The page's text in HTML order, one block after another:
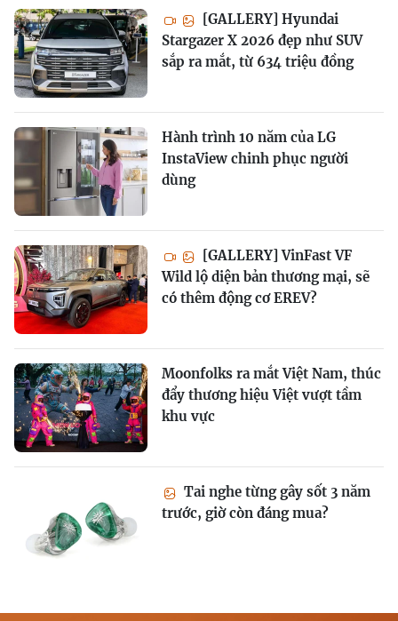
[GALLERY] Hyundai
Stargazer X 2026 đẹp như SUV
sắp ra mắt, từ 634 triệu đồng
Hành trình 10 năm của LG
InstaView chinh phục người
dùng
[GALLERY] VinFast VF
Wild lộ diện bản thương mại, sẽ
có thêm động cơ EREV?
Moonfolks ra mắt Việt Nam, thúc
đẩy thương hiệu Việt vượt tầm
khu vực
Tai nghe từng gây sốt 3 năm
trước, giờ còn đáng mua?